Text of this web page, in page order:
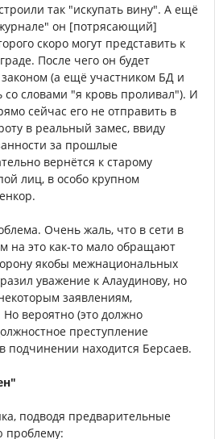
так "искупать вину". А ещё
он [потрясающий]
скоро могут представить к
После чего он будет
(а ещё участником БД и
со словами "я кровь проливал"). И
сейчас его не отправить в
в реальный замес, ввиду
за прошлые
вернётся к старому
лиц, в особо крупном
Очень жаль, что в сети в
на это как-то мало обращают
якобы межнациональных
уважение к Алаудинову, но
заявлениям,
вероятно (это должно
преступление
подчинении находится Берсаев.
подводя предварительные
проблему: